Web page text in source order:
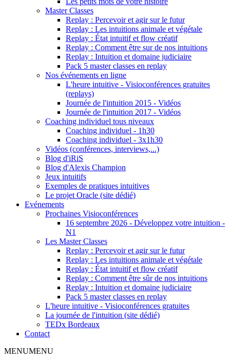
Master Classes
Replay : Percevoir et agir sur le futur
Replay : Les intuitions animale et végétale
Replay : État intuitif et flow créatif
Replay : Comment être sur de nos intuitions
Replay : Intuition et domaine judiciaire
Pack 5 master classes en replay
Nos événements en ligne
L'heure intuitive - Visioconférences gratuites
(replays)
Journée de l'intuition 2015 - Vidéos
Journée de l'intuition 2017 - Vidéos
Coaching individuel tous niveaux
Coaching individuel - 1h30
Coaching individuel - 3x1h30
Vidéos (conférences, interviews,...)
Blog d'iRiS
Blog d'Alexis Champion
Jeux intuitifs
Exemples de pratiques intuitives
Le projet Oracle (site dédié)
Evénements
Prochaines Visioconférences
16 septembre 2026 - Développez votre intuition -
N1
Les Master Classes
Replay : Percevoir et agir sur le futur
Replay : Les intuitions animale et végétale
Replay : État intuitif et flow créatif
Replay : Comment être sûr de nos intuitions
Replay : Intuition et domaine judiciaire
Pack 5 master classes en replay
L'heure intuitive - Visioconférences gratuites
La journée de l'intuition (site dédié)
TEDx Bordeaux
Contact
MENUMENU